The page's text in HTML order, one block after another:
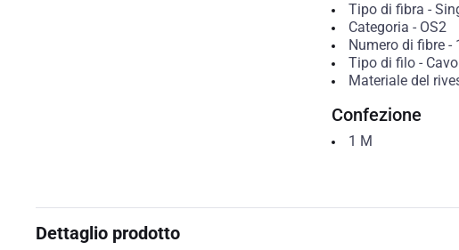
Tipo di fibra -
Categoria - OS2
Numero di fibre-
Tipo di filo-
Materiale del
Confezione
1 M
Dettaglio prodotto